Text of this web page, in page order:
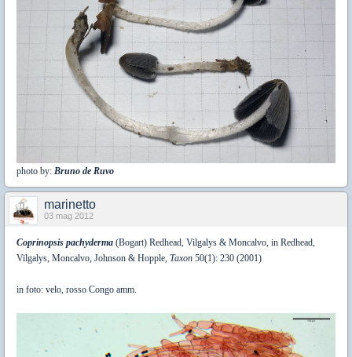
photo by: Bruno de Ruvo
marinetto
03 mag 2012
Coprinopsis pachyderma (Bogart) Redhead, Vilgalys & Moncalvo, in Redhead,
Vilgalys, Moncalvo, Johnson & Hopple, Taxon 50(1): 230 (2001)
in foto: velo, rosso Congo amm.